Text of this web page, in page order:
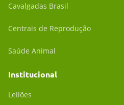
Cavalgadas Brasil
Centrais de Reprodução
Saúde Animal
Institucional
Leilões